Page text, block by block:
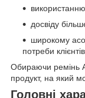
досвіду
широкому
потреби клієнтів.
Обираючи ремінь
продукт, на який
Головні